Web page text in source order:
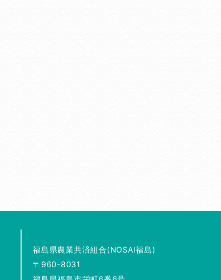
福島県農業共済組合(NOSAI福島)
〒960-8031